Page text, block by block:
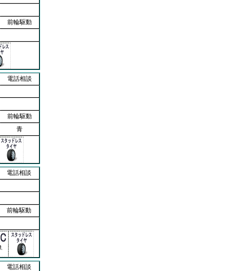
前輪駆動
電話相談
前輪駆動
青
電話相談
前輪駆動
電話相談